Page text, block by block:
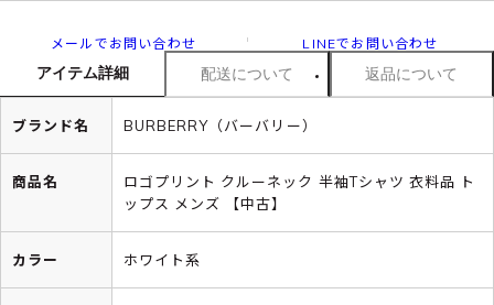
メールでお問い合わせ LINEでお問い合わせ
アイテム詳細 配送について 返品について
ブランド名 BURBERRY（バーバリー）
商品名
ロゴプリント クルーネック 半袖Tシャツ 衣料品 ト
ップス メンズ 【中古】
カラー ホワイト系